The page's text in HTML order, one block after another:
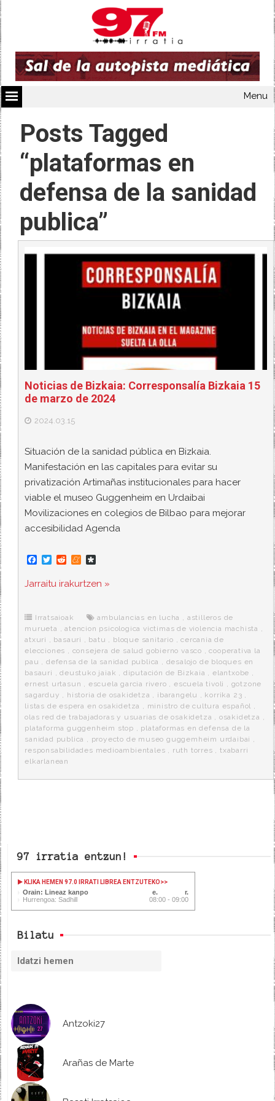
Menu
Posts Tagged
“plataformas en
defensa de la sanidad
publica”
Noticias de Bizkaia: Corresponsalía Bizkaia 15
de marzo de 2024
2024.03.15
Situación de la sanidad pública en Bizkaia.
Manifestación en las capitales para evitar su
privatización Artimañas institucionales para hacer
viable el museo Guggenheim en Urdaibai
Movilizaciones en colegios de Bilbao para mejorar
accesibilidad Agenda
F
c
e
o
k
T
i
t
r
R
d
d
M
n
e
e
a
s
r
a
Jarraitu irakurtzen »
Irratsaioak ambulancias en lucha , astilleros de
murueta ,atencion psicologica victimas de violencia machista ,
atxuri , basauri , batu , bloque sanitario ,cercania de
elecciones , consejera de salud gobierno vasco ,cooperativa la
pau ,defensa de la sanidad publica , desalojo de bloques en
basauri ,deustuko jaiak , diputación de Bizkaia ,elantxobe ,
ernest urtasun , escuela garcia rivero ,escuela tivoli , gotzone
sagarduy , historia de osakidetza , ibarangelu , korrika 23 ,
listas de espera en osakidetza , ministro de cultura español ,
olas red de trabajadoras y usuarias de osakidetza , osakidetza ,
plataforma guggenheim stop , plataformas en defensa de la
sanidad publica , proyecto de museo guggemheim urdaibai ,
responsabilidades medioambientales , ruth torres ,txabarri
elkarlanean
97 irratia entzun!
KLIKA HEMEN 97.0 IRRATI LIBREA ENTZUTEKO>>
Orain: Lineaz kanpo
Hurrengoa: Sadhill
08:00 - 09:00
Bilatu
Antzoki27
Arañas de Marte